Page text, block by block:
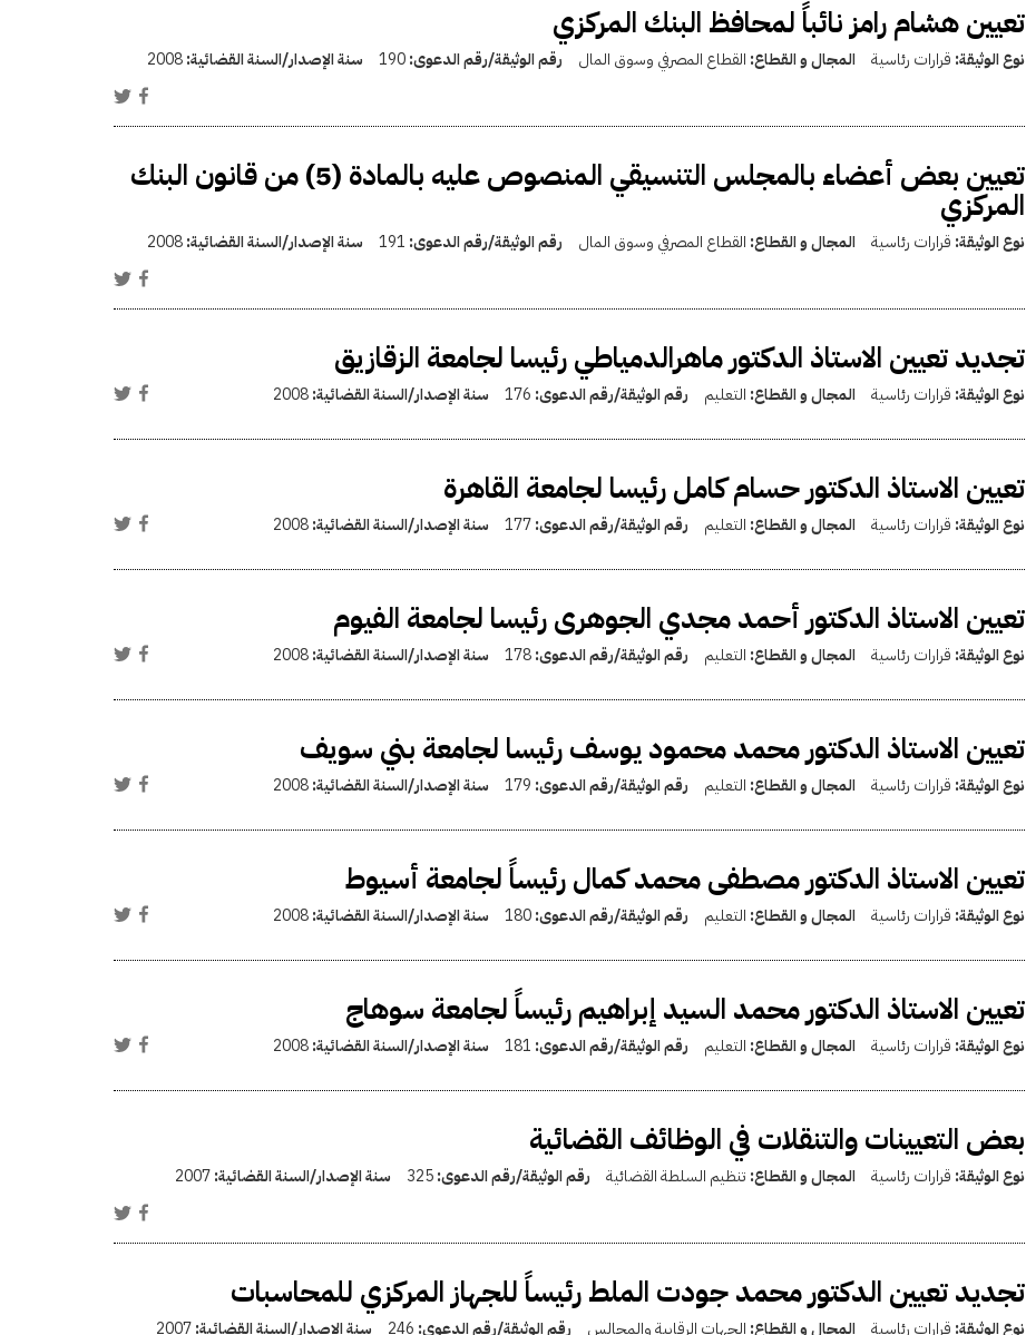
تعيين هشام رامز نائباً لمحافظ البنك المركزي
نوع الوثيقة: قرارات رئاسية المجال و القطاع: القطاع المصرفي وسوق المال رقم الوثيقة/رقم الدعوى:190 سنة الإصدار/السنة القضائية:2008
تعيين بعض أعضاء بالمجلس التنسيقي المنصوص عليه بالمادة (5) من قانون البنك
المركزي
نوع الوثيقة: قرارات رئاسية المجال و القطاع: القطاع المصرفي وسوق المال رقم الوثيقة/رقم الدعوى: 191 سنة الإصدار/السنة القضائية:2008
تجديد تعيين الاستاذ الدكتور ماهرالدمياطي رئيسا لجامعة الزقازيق
نوع الوثيقة: قرارات رئاسية المجال و القطاع: التعليم رقم الوثيقة/رقم الدعوى: 176 سنة الإصدار/السنة القضائية:2008
تعيين الاستاذ الدكتور حسام كامل رئيسا لجامعة القاهرة
نوع الوثيقة: قرارات رئاسية المجال و القطاع: التعليم رقم الوثيقة/رقم الدعوى:177 سنة الإصدار/السنة القضائية:2008
تعيين الاستاذ الدكتور أحمد مجدي الجوهرى رئيسا لجامعة الفيوم
نوع الوثيقة: قرارات رئاسية المجال و القطاع: التعليم رقم الوثيقة/رقم الدعوى:178 سنة الإصدار/السنة القضائية:2008
تعيين الاستاذ الدكتور محمد محمود يوسف رئيسا لجامعة بني سويف
نوع الوثيقة: قرارات رئاسية المجال و القطاع: التعليم رقم الوثيقة/رقم الدعوى: 179 سنة الإصدار/السنة القضائية:2008
تعيين الاستاذ الدكتور مصطفى محمد كمال رئيساً لجامعة أسيوط
نوع الوثيقة: قرارات رئاسية المجال و القطاع: التعليم رقم الوثيقة/رقم الدعوى:180 سنة الإصدار/السنة القضائية:2008
تعيين الاستاذ الدكتور محمد السيد إبراهيم رئيساً لجامعة سوهاج
نوع الوثيقة: قرارات رئاسية المجال و القطاع: التعليم رقم الوثيقة/رقم الدعوى: 181 سنة الإصدار/السنة القضائية:2008
بعض التعيينات والتنقلات في الوظائف القضائية
نوع الوثيقة: قرارات رئاسية المجال و القطاع: تنظيم السلطة القضائية رقم الوثيقة/رقم الدعوى:325 سنة الإصدار/السنة القضائية:2007
تجديد تعيين الدكتور محمد جودت الملط رئيساً للجهاز المركزي للمحاسبات
نوع الوثيقة: قرارات رئاسية المجال و القطاع: الجهات الرقابية والمجالس رقم الوثيقة/رقم الدعوى: 246 سنة الإصدار/السنة القضائية:2007